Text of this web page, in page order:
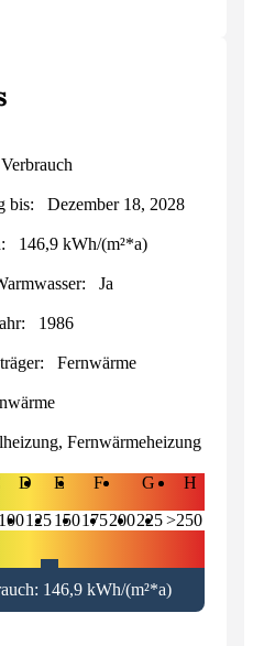
Verbrauch
bis: Dezember 18, 2028
146,9 kWh/(m²*a)
Ja
1986
Fernwärme
Fernwärmeheizung
D E F G
H
100125150175200225>250
146,9 kWh/(m²*a)